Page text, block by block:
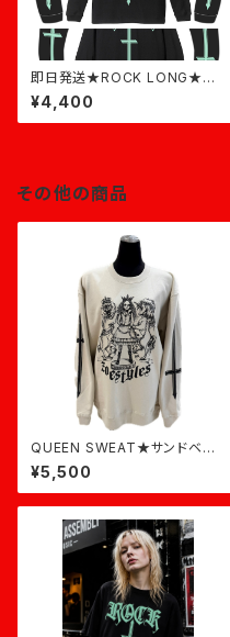
即日発送★ROCK LONG★黒
×ミント
¥4,400
その他の商品
QUEEN SWEAT★サンドベー
ジュ★即日発送
¥5,500